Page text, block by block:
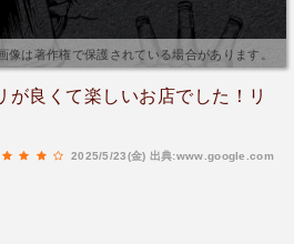
像は著作権で保護されている場合があります。
が良くて楽しいお店でした！リ
2025/5/23(金) 出典:www.google.com